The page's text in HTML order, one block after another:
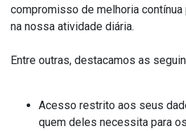
compromisso de melhoria
na nossa atividade diária.
Entre outras, destacamos as
Acesso restrito aos seus
quem deles necessita para